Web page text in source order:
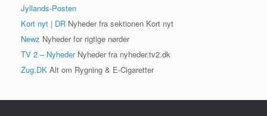
Jyllands-Posten
Kort nyt | DR Nyheder fra sektionen Kort nyt
Newz Nyheder for rigtige nørder
TV 2 – NyhederNyheder fra nyheder.tv2.dk
Zug.DK Alt om Rygning & E-Cigaretter